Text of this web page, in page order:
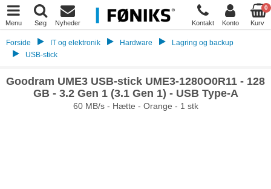
Menu Søg Nyheder Kontakt Konto
0
Kurv
Forside IT og elektronik Hardware
Lagring og backup
USB-stick
Goodram UME3 USB-stick UME3-1280O0R11 - 128
GB - 3.2 Gen 1 (3.1 Gen 1) - USB Type-A
60 MB/s - Hætte - Orange - 1 stk